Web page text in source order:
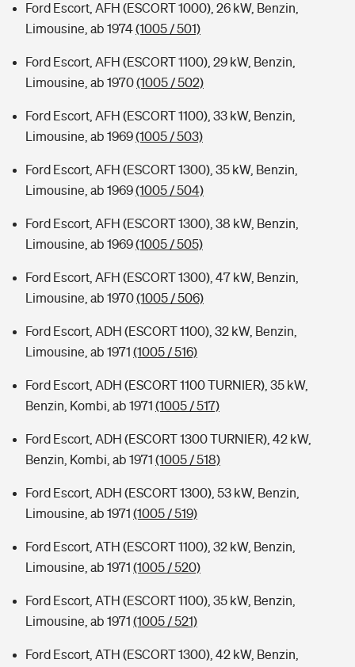
Ford Escort, AFH (ESCORT 1000), 26 kW, Benzin,
Limousine, ab 1974(1005 / 501)
Ford Escort, AFH (ESCORT 1100), 29 kW, Benzin,
Limousine, ab 1970(1005 / 502)
Ford Escort, AFH (ESCORT 1100), 33 kW, Benzin,
Limousine, ab 1969(1005 / 503)
Ford Escort, AFH (ESCORT 1300), 35 kW, Benzin,
Limousine, ab 1969(1005 / 504)
Ford Escort, AFH (ESCORT 1300), 38 kW, Benzin,
Limousine, ab 1969(1005 / 505)
Ford Escort, AFH (ESCORT 1300), 47 kW, Benzin,
Limousine, ab 1970(1005 / 506)
Ford Escort, ADH (ESCORT 1100), 32 kW, Benzin,
Limousine, ab 1971 (1005 / 516)
Ford Escort, ADH (ESCORT 1100 TURNIER), 35 kW,
Benzin, Kombi, ab 1971 (1005 / 517)
Ford Escort, ADH (ESCORT 1300 TURNIER), 42 kW,
Benzin, Kombi, ab 1971 (1005 / 518)
Ford Escort, ADH (ESCORT 1300), 53 kW, Benzin,
Limousine, ab 1971 (1005 / 519)
Ford Escort, ATH (ESCORT 1100), 32 kW, Benzin,
Limousine, ab 1971 (1005 / 520)
Ford Escort, ATH (ESCORT 1100), 35 kW, Benzin,
Limousine, ab 1971 (1005 / 521)
Ford Escort, ATH (ESCORT 1300), 42 kW, Benzin,